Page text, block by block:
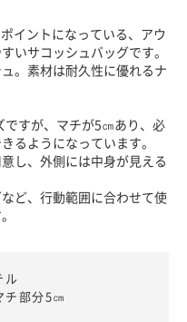
イントになっている、アウ
いサコッシュバッグです。
。素材は耐久性に優れるナ
すが、マチが5㎝あり、必
るようになっています。
し、外側には中身が見える
ど、行動範囲に合わせて使
ル
部分5㎝